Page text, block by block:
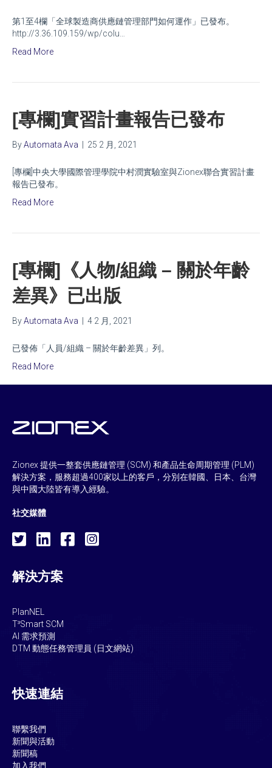
第1至4欄「全球製造商供應鏈管理部門如何運作」已發布。
http://3.36.109.159/wp/colu…
Read More
[專欄]實習計畫報告已發布
ByAutomata Ava 25 2 月, 2021
[專欄]中央大學國際管理學院中村潤實驗室與Zionex聯合實習計畫
報告已發布。
Read More
[專欄]《人物/組織 – 關於年齡
差異》已出版
ByAutomata Ava 4 2 月, 2021
已發佈「人員/組織 – 關於年齡差異」列。
Read More
Zionex 提供一整套供應鏈管理 (SCM) 和產品生命周期管理 (PLM)
解決方案，服務超過400家以上的客戶，分別在韓國、日本、台灣
與中國大陸皆有導入經驗。
社交媒體
解決方案
PlanNEL
T³Smart SCM
AI 需求預測
DTM 動態任務管理員 (日文網站)
快速連結
聯繫我們
新聞與活動
新聞稿
加入我們